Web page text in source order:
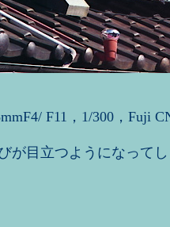
F11，1/300，Fuji
が目立つようになって